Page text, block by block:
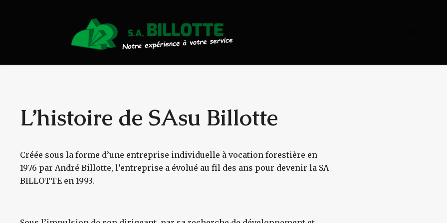
Travaux Publics
Travaux Forestiers
Traitement de Déchets Bois
L’histoire de SAsu Billotte
Créée sous la forme d’une entreprise individuelle à vocation forestière en
1976 par André Billotte, l’entreprise a évolué au fil des ans pour devenir la SA
BILLOTTE en 1993.